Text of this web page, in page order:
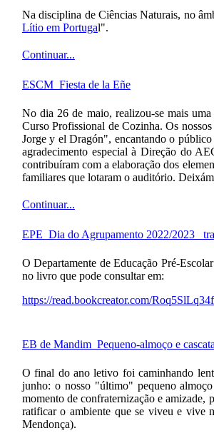
Na disciplina de Ciências Naturais, no
Lítio em Portugal".
Continuar...
ESCM_Fiesta de la Eñe
No dia 26 de maio, realizou-se mais
Curso Profissional de Cozinha. Os
Jorge y el Dragón", encantando o
agradecimento especial à Direção do
contribuíram com a elaboração dos
familiares que lotaram o auditório.
Continuar...
EPE_Dia do Agrupamento 2022/2023_
O Departamente de Educação Pré-
no livro que pode consultar em:
https://read.bookcreator.com/
EB de Mandim_Pequeno-almoço e
O final do ano letivo foi caminhando
junho: o nosso "último" pequeno
momento de confraternização e amizade,
ratificar o ambiente que se viveu e vive
Mendonça).